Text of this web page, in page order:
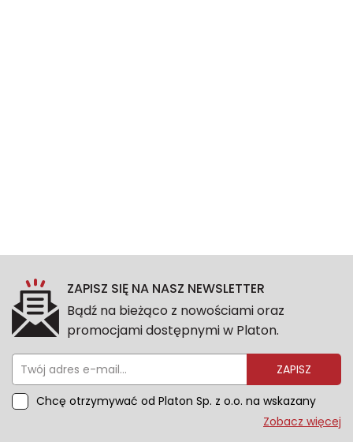
ZAPISZ SIĘ NA NASZ NEWSLETTER
Bądź na bieżąco z nowościami oraz
promocjami dostępnymi w Platon.
ZAPISZ
Chcę otrzymywać od Platon Sp. z o.o. na wskazany
przeze mnie adres e-mail informacje marketingowe
Zobacz więcej